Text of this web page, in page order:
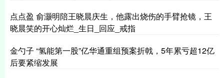
点点盈 俞灏明陪王晓晨庆生，他露出烧伤的手臂抢镜，王
晓晨笑的开心灿烂_生日_回应_戒指
金勺子 “氢能第一股”亿华通重组预案折戟，5年累亏超12亿
后要紧缩发展